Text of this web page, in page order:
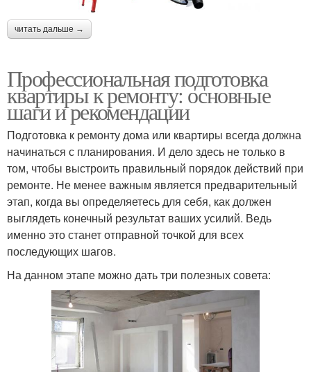
читать дальше →
Профессиональная подготовка
квартиры к ремонту: основные
шаги и рекомендации
Подготовка к ремонту дома или квартиры всегда должна
начинаться с планирования. И дело здесь не только в
том, чтобы выстроить правильный порядок действий при
ремонте. Не менее важным является предварительный
этап, когда вы определяетесь для себя, как должен
выглядеть конечный результат ваших усилий. Ведь
именно это станет отправной точкой для всех
последующих шагов.
На данном этапе можно дать три полезных совета: